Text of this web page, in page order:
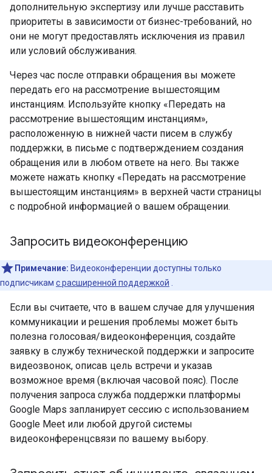
дополнительную экспертизу или лучше расставить
приоритеты в зависимости от бизнес-требований, но
они не могут предоставлять исключения из правил
или условий обслуживания.
Через час после отправки обращения вы можете
передать его на рассмотрение вышестоящим
инстанциям. Используйте кнопку «Передать на
рассмотрение вышестоящим инстанциям»,
расположенную в нижней части писем в службу
поддержки, в письме с подтверждением создания
обращения или в любом ответе на него. Вы также
можете нажать кнопку «Передать на рассмотрение
вышестоящим инстанциям» в верхней части страницы
с подробной информацией о вашем обращении.
Запросить видеоконференцию
Примечание: Видеоконференции доступны только
подписчикам с расширенной поддержкой
Если вы считаете, что в вашем случае для улучшения
коммуникации и решения проблемы может быть
полезна голосовая/видеоконференция, создайте
заявку в службу технической поддержки и запросите
видеозвонок, описав цель встречи и указав
возможное время (включая часовой пояс). После
получения запроса служба поддержки платформы
Google Maps запланирует сессию с использованием
Google Meet или любой другой системы
видеоконференцсвязи по вашему выбору.